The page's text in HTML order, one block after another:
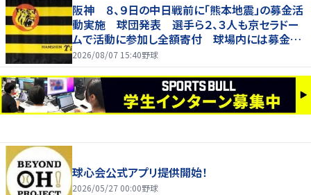
阪神 ８、９日の中日戦前に「熊本地震」の募金活
動実施 球団発表 選手ら２、３人も京セラドー
ムで活動に参加し全額寄付 球場内には募金箱
も設置
2026/08/07 15:40野球
球心会公式アプリ提供開始！
2026/05/27 00:00野球